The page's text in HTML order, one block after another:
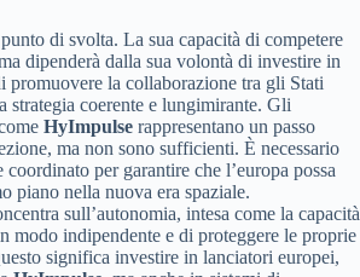
di svolta. La sua capacità di competere
dipenderà dalla sua volontà di investire in
promuovere la collaborazione tra gli Stati
strategia coerente e lungimirante. Gli
HyImpulse rappresentano un passo
ma non sono sufficienti. È necessario
per garantire che l’europa possa
piano nella nuova era spaziale.
sull’autonomia, intesa come la capacità
modo indipendente e di proteggere le proprie
significa investire in lanciatori europei,